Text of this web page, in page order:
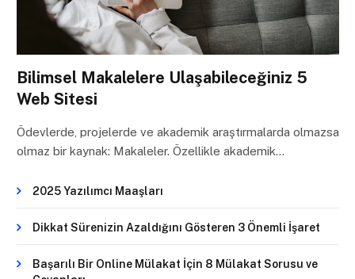
Bilimsel Makalelere Ulaşabileceğiniz 5
Web Sitesi
Ödevlerde, projelerde ve akademik araştırmalarda olmazsa
olmaz bir kaynak: Makaleler. Özellikle akademik…
2025 Yazılımcı Maaşları
Dikkat Sürenizin Azaldığını Gösteren 3 Önemli İşaret
Başarılı Bir Online Mülakat İçin 8 Mülakat Sorusu ve